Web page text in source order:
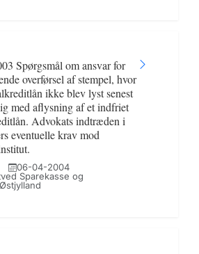
Spørgsmål om ansvar for
overførsel af stempel, hvor
ikke blev lyst senest
med aflysning af et indfriet
Advokats indtræden i
eventuelle krav mod
06-04-2004
Sparekasse og